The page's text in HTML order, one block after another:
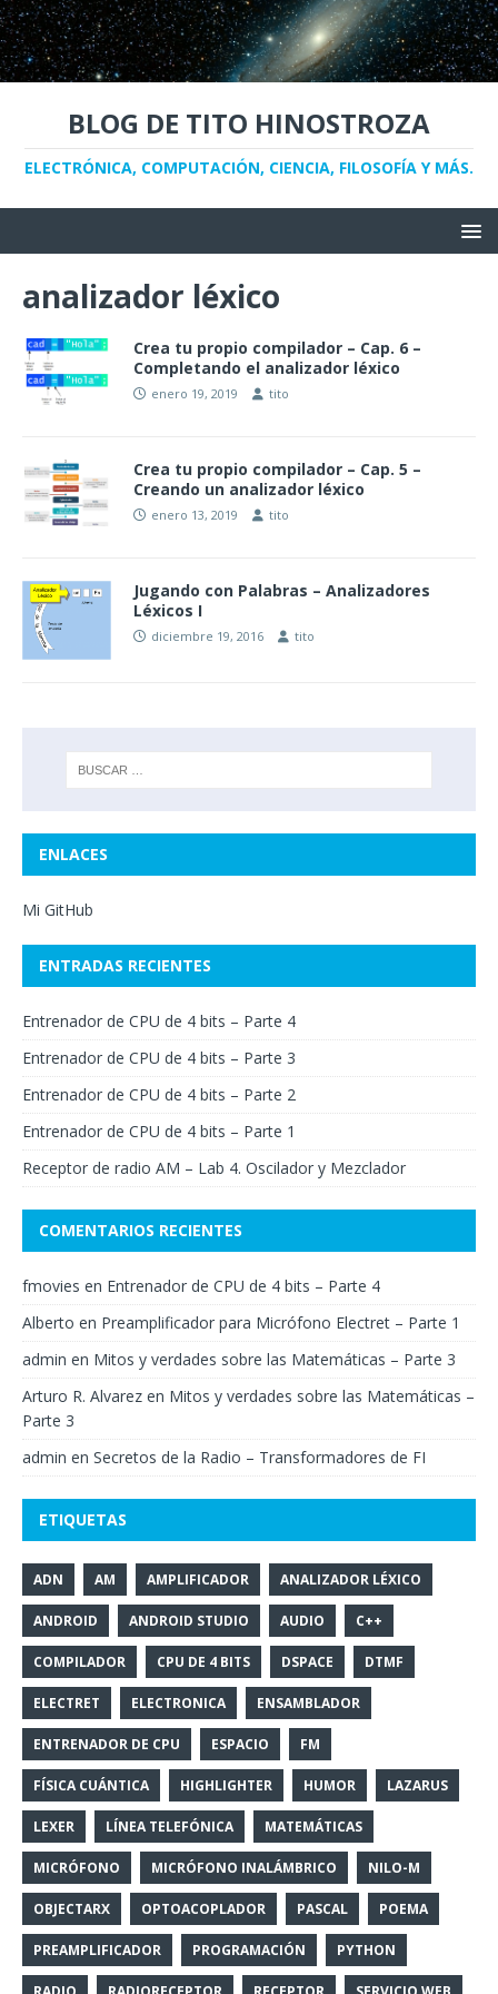
BLOG DE TITO HINOSTROZA
ELECTRÓNICA, COMPUTACIÓN, CIENCIA, FILOSOFÍA Y MÁS.
analizador léxico
Crea tu propio compilador – Cap. 6 –
Completando el analizador léxico
enero 19, 2019 tito
Crea tu propio compilador – Cap. 5 –
Creando un analizador léxico
enero 13, 2019 tito
Jugando con Palabras – Analizadores
Léxicos I
diciembre 19, 2016 tito
ENLACES
Mi GitHub
ENTRADAS RECIENTES
Entrenador de CPU de 4 bits – Parte 4
Entrenador de CPU de 4 bits – Parte 3
Entrenador de CPU de 4 bits – Parte 2
Entrenador de CPU de 4 bits – Parte 1
Receptor de radio AM – Lab 4. Oscilador y Mezclador
COMENTARIOS RECIENTES
fmovies en Entrenador de CPU de 4 bits – Parte 4
Alberto en Preamplificador para Micrófono Electret – Parte 1
admin en Mitos y verdades sobre las Matemáticas – Parte 3
Arturo R. Alvarez en Mitos y verdades sobre las Matemáticas –
Parte 3
admin en Secretos de la Radio – Transformadores de FI
ETIQUETAS
ADN AM AMPLIFICADOR ANALIZADOR LÉXICO
ANDROID ANDROID STUDIO AUDIO C++
COMPILADOR CPU DE 4 BITS DSPACE DTMF
ELECTRET ELECTRONICA ENSAMBLADOR
ENTRENADOR DE CPU ESPACIO FM
FÍSICA CUÁNTICA HIGHLIGHTER HUMOR LAZARUS
LEXER LÍNEA TELEFÓNICA MATEMÁTICAS
MICRÓFONO MICRÓFONO INALÁMBRICO NILO-M
OBJECTARX OPTOACOPLADOR PASCAL POEMA
PREAMPLIFICADOR PROGRAMACIÓN PYTHON